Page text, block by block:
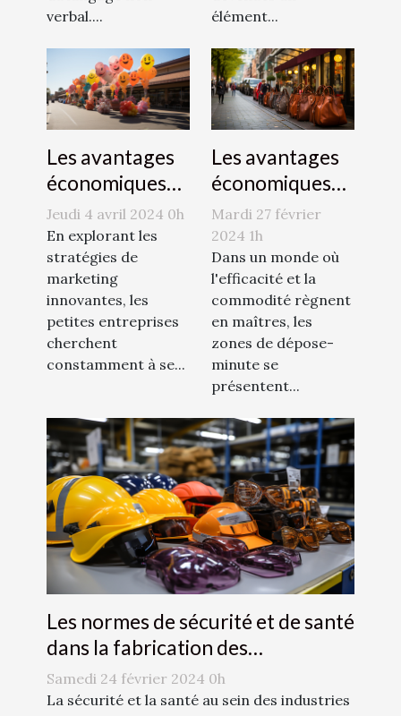
verbal....
élément...
Les avantages
économiques
de la publicité
par
montgolfière
pour les petites
entreprises
Jeudi 4 avril 2024 0h
En explorant les
stratégies de
marketing
innovantes, les
petites entreprises
cherchent
constamment à se...
Les avantages
économiques
des zones de
dépose-minute
pour les
commerces
locaux
Mardi 27 février
2024 1h
Dans un monde où
l'efficacité et la
commodité règnent
en maîtres, les
zones de dépose-
minute se
présentent...
Les normes de sécurité et de santé
dans la fabrication des
accessoires de mode
Samedi 24 février 2024 0h
La sécurité et la santé au sein des industries